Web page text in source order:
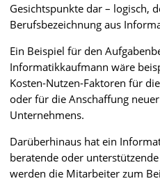
Gesichtspunkte dar – logisch,
Berufsbezeichnung aus
Ein Beispiel für den
Informatikkaufmann wäre
Kosten-Nutzen-Faktoren für
oder für die Anschaffung
Unternehmens.
Darüberhinaus hat ein
beratende oder
werden die Mitarbeiter zum